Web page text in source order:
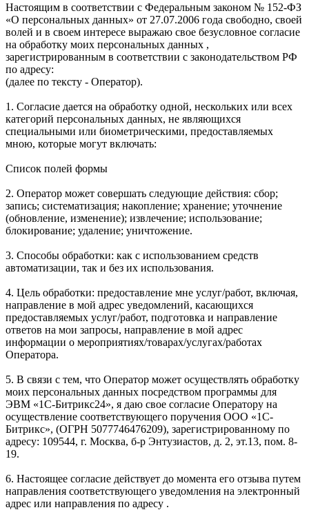
Настоящим в соответствии с Федеральным законом № 152-ФЗ
«О персональных данных» от 27.07.2006 года свободно, своей
волей и в своем интересе выражаю свое безусловное согласие
на обработку моих персональных данных ,
зарегистрированным в соответствии с законодательством РФ
по адресу:
(далее по тексту - Оператор).
1. Согласие дается на обработку одной, нескольких или всех
категорий персональных данных, не являющихся
специальными или биометрическими, предоставляемых
мною, которые могут включать:
Список полей формы
2. Оператор может совершать следующие действия: сбор;
запись; систематизация; накопление; хранение; уточнение
(обновление, изменение); извлечение; использование;
блокирование; удаление; уничтожение.
3. Способы обработки: как с использованием средств
автоматизации, так и без их использования.
4. Цель обработки: предоставление мне услуг/работ, включая,
направление в мой адрес уведомлений, касающихся
предоставляемых услуг/работ, подготовка и направление
ответов на мои запросы, направление в мой адрес
информации о мероприятиях/товарах/услугах/работах
Оператора.
5. В связи с тем, что Оператор может осуществлять обработку
моих персональных данных посредством программы для
ЭВМ «1С-Битрикс24», я даю свое согласие Оператору на
осуществление соответствующего поручения ООО «1С-
Битрикс», (ОГРН 5077746476209), зарегистрированному по
адресу: 109544, г. Москва, б-р Энтузиастов, д. 2, эт.13, пом. 8-
19.
6. Настоящее согласие действует до момента его отзыва путем
направления соответствующего уведомления на электронный
адрес или направления по адресу .